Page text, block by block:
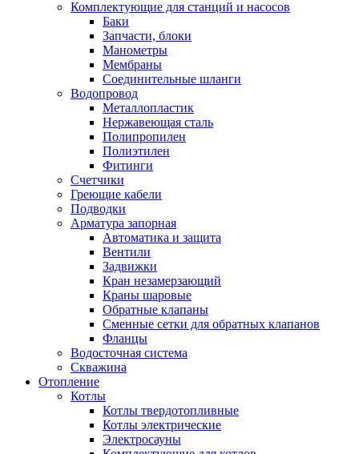
ВакансииКомплектующие для станций и насосов
Баки
Запчасти, блоки
Манометры
Мембраны
Соединительные шланги
Водопровод
Металлопластик
Нержавеющая сталь
Полипропилен
Полиэтилен
Фитинги
Счетчики
Греющие кабели
Подводки
Арматура запорная
Автоматика и защита
Вентили
Задвижки
Кран незамерзающий
Краны шаровые
Обратные клапаны
Сменные сетки для обратных клапанов
Фланцы
Водосточная система
Скважина
Отопление
Котлы
Котлы твердотопливные
Котлы электрические
Электросауны